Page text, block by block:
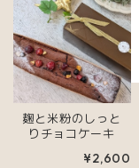
麹と米粉のしっと
りチョコケーキ
¥2,600